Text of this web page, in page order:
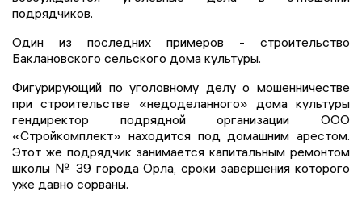
подрядчиков.
Один из последних примеров - строительство
Баклановского сельского дома культуры.
Фигурирующий по уголовному делу о мошенничестве
при строительстве «недоделанного» дома культуры
гендиректор подрядной организации ООО
«Стройкомплект» находится под домашним арестом.
Этот же подрядчик занимается капитальным ремонтом
школы № 39 города Орла, сроки завершения которого
уже давно сорваны.